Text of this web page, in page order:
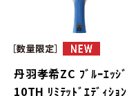
丹羽孝希ZC ﾌﾞﾙｰｴｯｼﾞ
10TH ﾘﾐﾃｯﾄﾞｴﾃﾞｨｼｮﾝ